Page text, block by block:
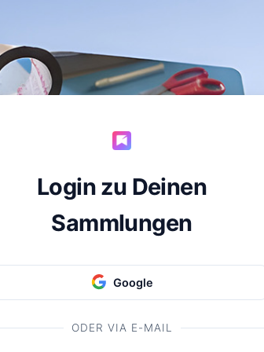
Login zu Deinen
Sammlungen
Google
ODER VIA E-MAIL